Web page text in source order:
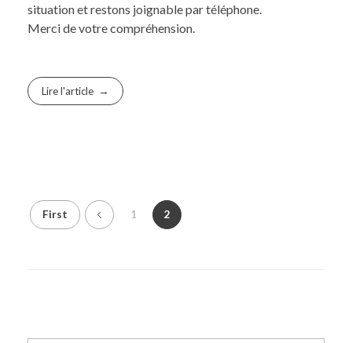
situation et restons joignable par téléphone.
Merci de votre compréhension.
Lire l'article
First 1 2